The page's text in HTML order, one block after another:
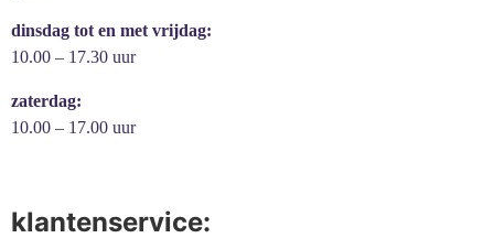
dinsdag tot en met vrijdag:
10.00 – 17.30 uur
zaterdag:
10.00 – 17.00 uur
klantenservice: